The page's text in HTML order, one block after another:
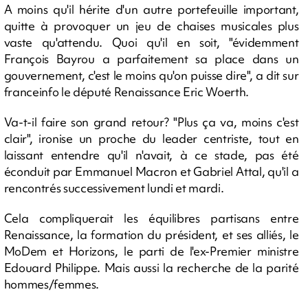
A moins qu'il hérite d'un autre portefeuille important,
quitte à provoquer un jeu de chaises musicales plus
vaste qu'attendu. Quoi qu'il en soit, "évidemment
François Bayrou a parfaitement sa place dans un
gouvernement, c'est le moins qu'on puisse dire", a dit sur
franceinfo le député Renaissance Eric Woerth.
Va-t-il faire son grand retour? "Plus ça va, moins c'est
clair", ironise un proche du leader centriste, tout en
laissant entendre qu'il n'avait, à ce stade, pas été
éconduit par Emmanuel Macron et Gabriel Attal, qu'il a
rencontrés successivement lundi et mardi.
Cela compliquerait les équilibres partisans entre
Renaissance, la formation du président, et ses alliés, le
MoDem et Horizons, le parti de l'ex-Premier ministre
Edouard Philippe. Mais aussi la recherche de la parité
hommes/femmes.